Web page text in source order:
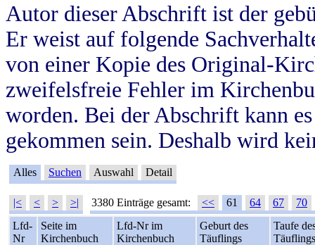
Autor dieser Abschrift ist der
Er weist auf folgende
von einer Kopie des Original-
zweifelsfreie Fehler im
worden. Bei der Abschrift kann
gekommen sein. Deshalb wird
Alles Suchen Auswahl Detail
|< < > >| 3380 Einträge gesamt: << 61 64 67
70
Lfd-
Nr
Seite im
Kirchenbuch
Lfd-Nr im
Kirchenbuch
Geburt des
Täuflings
Taufe
Täuflings